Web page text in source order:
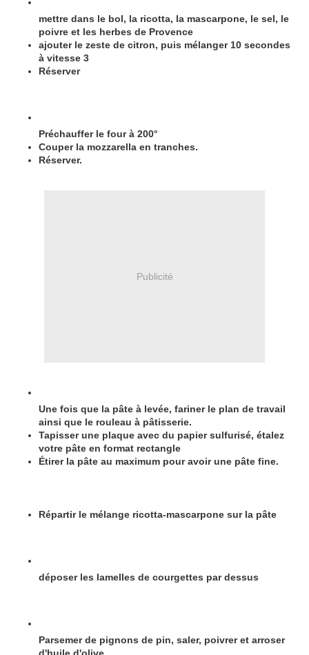
mettre dans le bol, la ricotta, la mascarpone, le sel, le
poivre et les herbes de Provence
ajouter le zeste de citron, puis mélanger 10 secondes
à vitesse 3
Réserver
Préchauffer le four à 200°
Couper la mozzarella en tranches.
Réserver.
Publicité
Une fois que la pâte à levée, fariner le plan de travail
ainsi que le rouleau à pâtisserie.
Tapisser une plaque avec du papier sulfurisé, étalez
votre pâte en format rectangle
Étirer la pâte au maximum pour avoir une pâte fine.
Répartir le mélange ricotta-mascarpone sur la pâte
déposer les lamelles de courgettes par dessus
Parsemer de pignons de pin, saler, poivrer et arroser